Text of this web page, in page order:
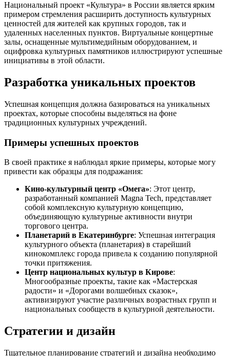
Национальный проект «Культура» в России является ярким
примером стремления расширить доступность культурных
ценностей для жителей как крупных городов, так и
удаленных населенных пунктов. Виртуальные концертные
залы, оснащенные мультимедийным оборудованием, и
оцифровка культурных памятников иллюстрируют успешные
инициативы в этой области.
Разработка уникальных проектов
Успешная концепция должна базироваться на уникальных
проектах, которые способны выделяться на фоне
традиционных культурных учреждений.
Примеры успешных проектов
В своей практике я наблюдал яркие примеры, которые могу
привести как образцы для подражания:
Кино-культурный центр «Омега»: Этот центр,
разработанный компанией Magna Tech, представляет
собой комплексную культурную концепцию,
объединяющую культурные активности внутри
торгового центра.
Планетарий в Екатеринбурге: Успешная интеграция
культурного объекта (планетария) в старейший
кинокомплекс города привела к созданию популярной
точки притяжения.
Центр национальных культур в Кирове:
Многообразные проекты, такие как «Мастерская
радости» и «Дорогами волшебных сказок»,
активизируют участие различных возрастных групп и
национальных сообществ в культурной деятельности.
Стратегии и дизайн
Тщательное планирование стратегий и дизайна необходимо